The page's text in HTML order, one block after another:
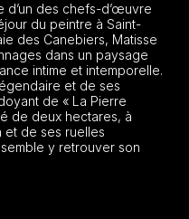
d’un des chefs-d’œuvre
du peintre à Saint-
des Canebiers, Matisse
dans un paysage
intime et intemporelle.
et de ses
de « La Pierre
de deux hectares, à
et de ses ruelles
y retrouver son